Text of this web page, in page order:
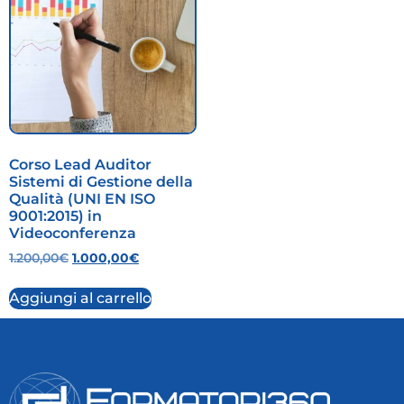
Corso Lead Auditor
Sistemi di Gestione della
Qualità (UNI EN ISO
9001:2015) in
Videoconferenza
1.200,00€ 1.000,00€
Aggiungi al carrello